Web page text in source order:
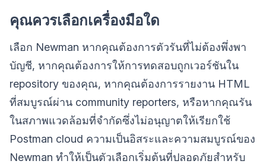
คุณควรเลือกเครื่องมือใด
เลือก Newman หากคุณต้องการตัวรันที่ไม่ต้องพึ่งพา
บัญชี, หากคุณต้องการให้การทดสอบถูกเวอร์ชันใน
repository ของคุณ, หากคุณต้องการรายงาน HTML
ที่สมบูรณ์ผ่าน community reporters, หรือหากคุณรัน
ในสภาพแวดล้อมที่จำกัดซึ่งไม่อนุญาตให้เรียกใช้
Postman cloud ความเป็นอิสระและความสมบูรณ์ของ
Newman ทำให้เป็นตัวเลือกเริ่มต้นที่ปลอดภัยสำหรับ